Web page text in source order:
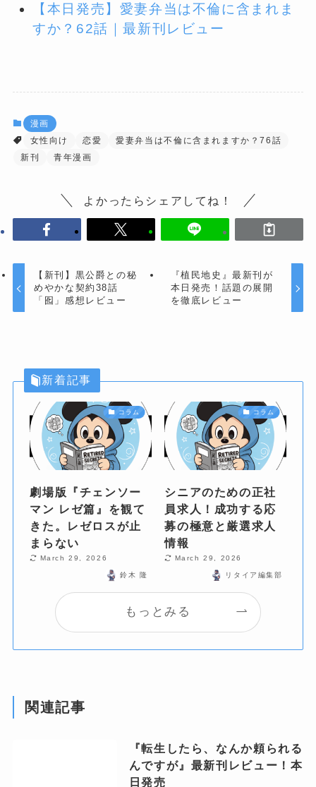
【本日発売】愛妻弁当は不倫に含まれま
すか？62話｜最新刊レビュー
漫画
女性向け
恋愛
愛妻弁当は不倫に含まれますか？76話
新刊
青年漫画
よかったらシェアしてね！
【新刊】黒公爵との秘
めやかな契約38話
「囮」感想レビュー
『植民地史』最新刊が
本日発売！話題の展開
を徹底レビュー
新着記事
コラム
劇場版『チェンソー
マン レゼ篇』を観て
きた。レゼロスが止
まらない
March 29, 2026
鈴木 隆
コラム
シニアのための正社
員求人！成功する応
募の極意と厳選求人
情報
March 29, 2026
リタイア編集部
もっとみる
関連記事
『転生したら、なんか頼られる
んですが』最新刊レビュー！本
日発売